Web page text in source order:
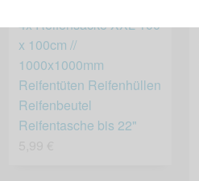
4x Reifensäcke XXL 100
x 100cm //
1000x1000mm
Reifentüten Reifenhüllen
Reifenbeutel
Reifentasche bis 22"